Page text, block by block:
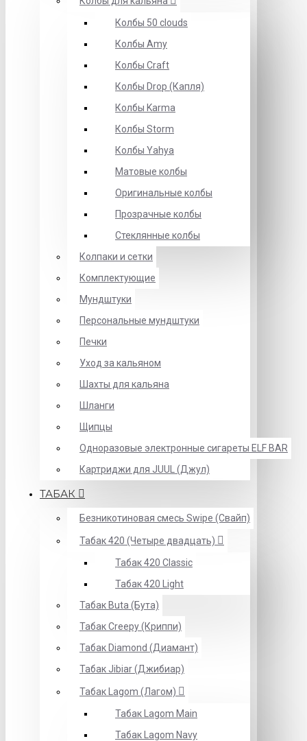
Колбы 50 clouds
Колбы Amy
Колбы Craft
Колбы Drop (Капля)
Колбы Karma
Колбы Storm
Колбы Yahya
Матовые колбы
Оригинальные колбы
Прозрачные колбы
Стеклянные колбы
Колпаки и сетки
Комплектующие
Мундштуки
Персональные мундштуки
Печки
Уход за кальяном
Шахты для кальяна
Шланги
Щипцы
Одноразовые электронные сигареты ELF BAR
Картриджи для JUUL (Джул)
ТАБАК
Безникотиновая смесь Swipe (Свайп)
Табак 420 (Четыре двадцать)
Табак 420 Classic
Табак 420 Light
Табак Buta (Бута)
Табак Creepy (Криппи)
Табак Diamond (Диамант)
Табак Jibiar (Джибиар)
Табак Lagom (Лагом)
Табак Lagom Main
Табак Lagom Navy